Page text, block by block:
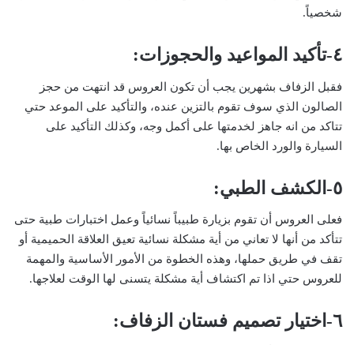
شخصياً.
٤-تأكيد المواعيد والحجوزات:
فقبل الزفاف بشهرين يجب أن تكون العروس قد انتهت من حجز
الصالون الذي سوف تقوم بالتزين عنده، والتأكيد على الموعد حتي
تتاكد من انه جاهز لخدمتها على أكمل وجه، وكذلك التأكيد على
السيارة والورد الخاص بها.
٥-الكشف الطبي:
فعلى العروس أن تقوم بزيارة طبيباً نسائياً وعمل اختبارات طبية حتى
تتأكد من أنها لا تعاني من أية مشكلة نسائية تعيق العلاقة الحميمية أو
تقف في طريق حملها، وهذه الخطوة من الأمور الأساسية والمهمة
للعروس حتي اذا تم اكتشاف أية مشكلة يتسنى لها الوقت لعلاجها.
٦-اختيار تصميم فستان الزفاف: